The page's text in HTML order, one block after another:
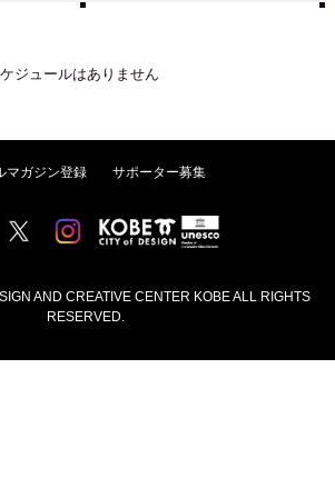
ジュールはありません
マガジン登録 サポーター募集
AND CREATIVE CENTER KOBE ALL RIGHTS
RESERVED.